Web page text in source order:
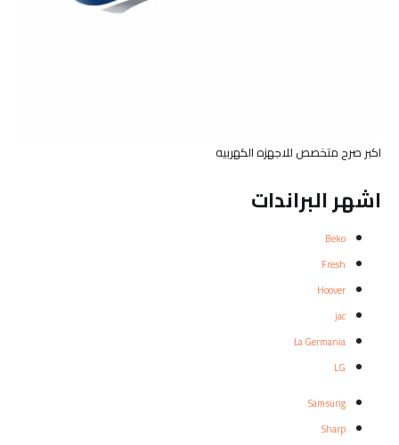
اكبر صرح متخصص للاجهزه الكهربيه
اشهر البراندات
Beko
Fresh
Hoover
jac
La Germania
LG
Samsung
Sharp